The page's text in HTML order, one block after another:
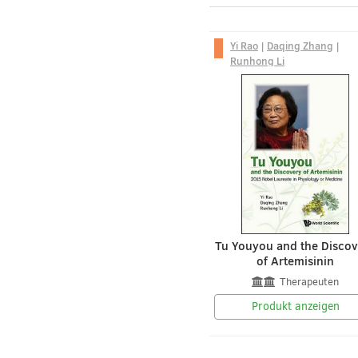
Yi Rao | Daqing Zhang |
Runhong Li
Tu Youyou and the
of Artemisinin
Therapeuten
Produkt anzeigen